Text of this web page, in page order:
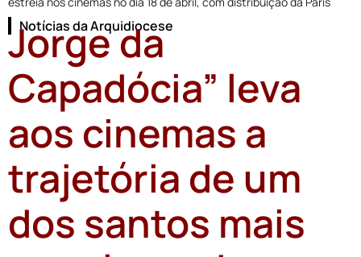
Notícias da Arquidiocese
Jorge da
Capadócia” leva
aos cinemas a
trajetória de um
dos santos mais